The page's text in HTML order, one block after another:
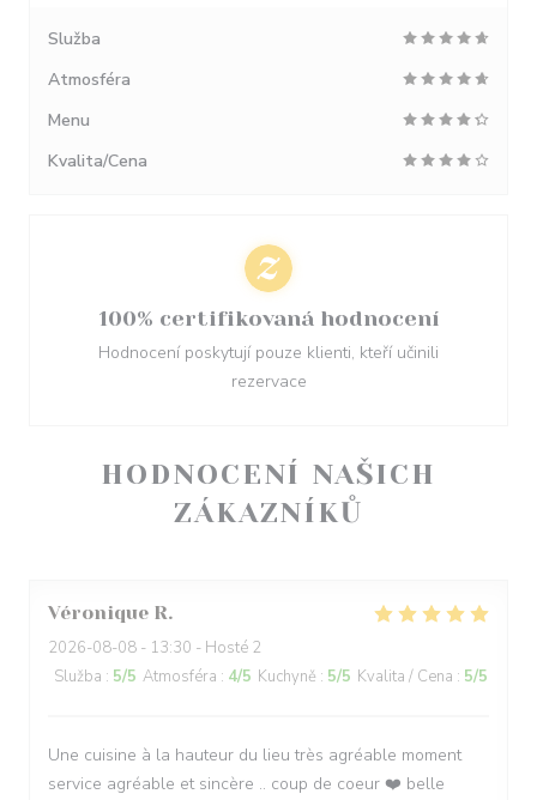
HODNOCENÍ NAŠICH
ZÁKAZNÍKŮ
Véronique R
2026-08-08 - 13:30 - Hosté 2
Služba : 5/5 Atmosféra : 4/5 Kuchyně : 5/5 Kvalita / Cena : 5/5
Une cuisine à la hauteur du lieu très agréable moment
service agréable et sincère .. coup de coeur ❤️ belle
Služba
Atmosféra
Menu
Kvalita/Cena
100% certifikovaná hodnocení
Hodnocení poskytují pouze klienti, kteří učinili
rezervace